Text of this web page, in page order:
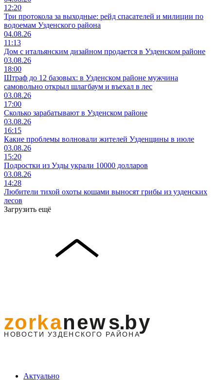
12:20
Три протокола за выходные: рейд спасателей и милиции по
водоемам Узденского района
04.08.26
11:13
Дом с итальянским дизайном продается в Узденском районе
03.08.26
18:00
Штраф до 12 базовых: в Узденском районе мужчина
самовольно открыл шлагбаум и въехал в лес
03.08.26
17:00
Сколько зарабатывают в Узденском районе
03.08.26
16:15
Какие проблемы волновали жителей Узденщины в июле
03.08.26
15:20
Подростки из Узды украли 10000 долларов
03.08.26
14:28
Любители тихой охоты кошами выносят грибы из узденских
лесов
Загрузить ещё
Актуально